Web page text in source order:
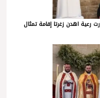
رعية اهدن زغرتا إقامة تمثال